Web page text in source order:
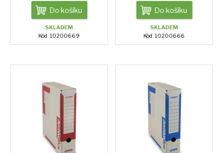
Do košíku
SKLADEM
Kód: 10200669
Do košíku
SKLADEM
Kód: 10200666